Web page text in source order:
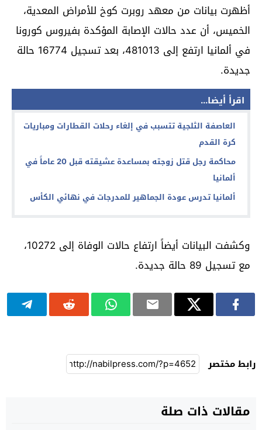
أظهرت بيانات من معهد روبرت كوخ للأمراض المعدية،
الخميس، أن عدد حالات الإصابة المؤكدة بفيروس كورونا
في ألمانيا ارتفع إلى 481013، بعد تسجيل 16774 حالة
جديدة.
اقرأ أيضا...
العاصفة الثلجية تتسبب في إلغاء رحلات القطارات ومباريات
كرة القدم
محاكمة رجل قتل زوجته بمساعدة عشيقته قبل 20 عاماً في
ألمانيا
ألمانيا تدرس عودة الجماهير للمدرجات في نهائي الكأس
وكشفت البيانات أيضاً ارتفاع حالات الوفاة إلى 10272،
مع تسجيل 89 حالة جديدة.
رابط مختصر
مقالات ذات صلة